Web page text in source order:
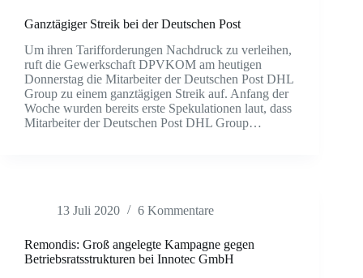
Ganztägiger Streik bei der Deutschen Post
Um ihren Tarifforderungen Nachdruck zu verleihen,
ruft die Gewerkschaft DPVKOM am heutigen
Donnerstag die Mitarbeiter der Deutschen Post DHL
Group zu einem ganztägigen Streik auf. Anfang der
Woche wurden bereits erste Spekulationen laut, dass
Mitarbeiter der Deutschen Post DHL Group…
13 Juli 2020 6 Kommentare
Remondis: Groß angelegte Kampagne gegen
Betriebsratsstrukturen bei Innotec GmbH